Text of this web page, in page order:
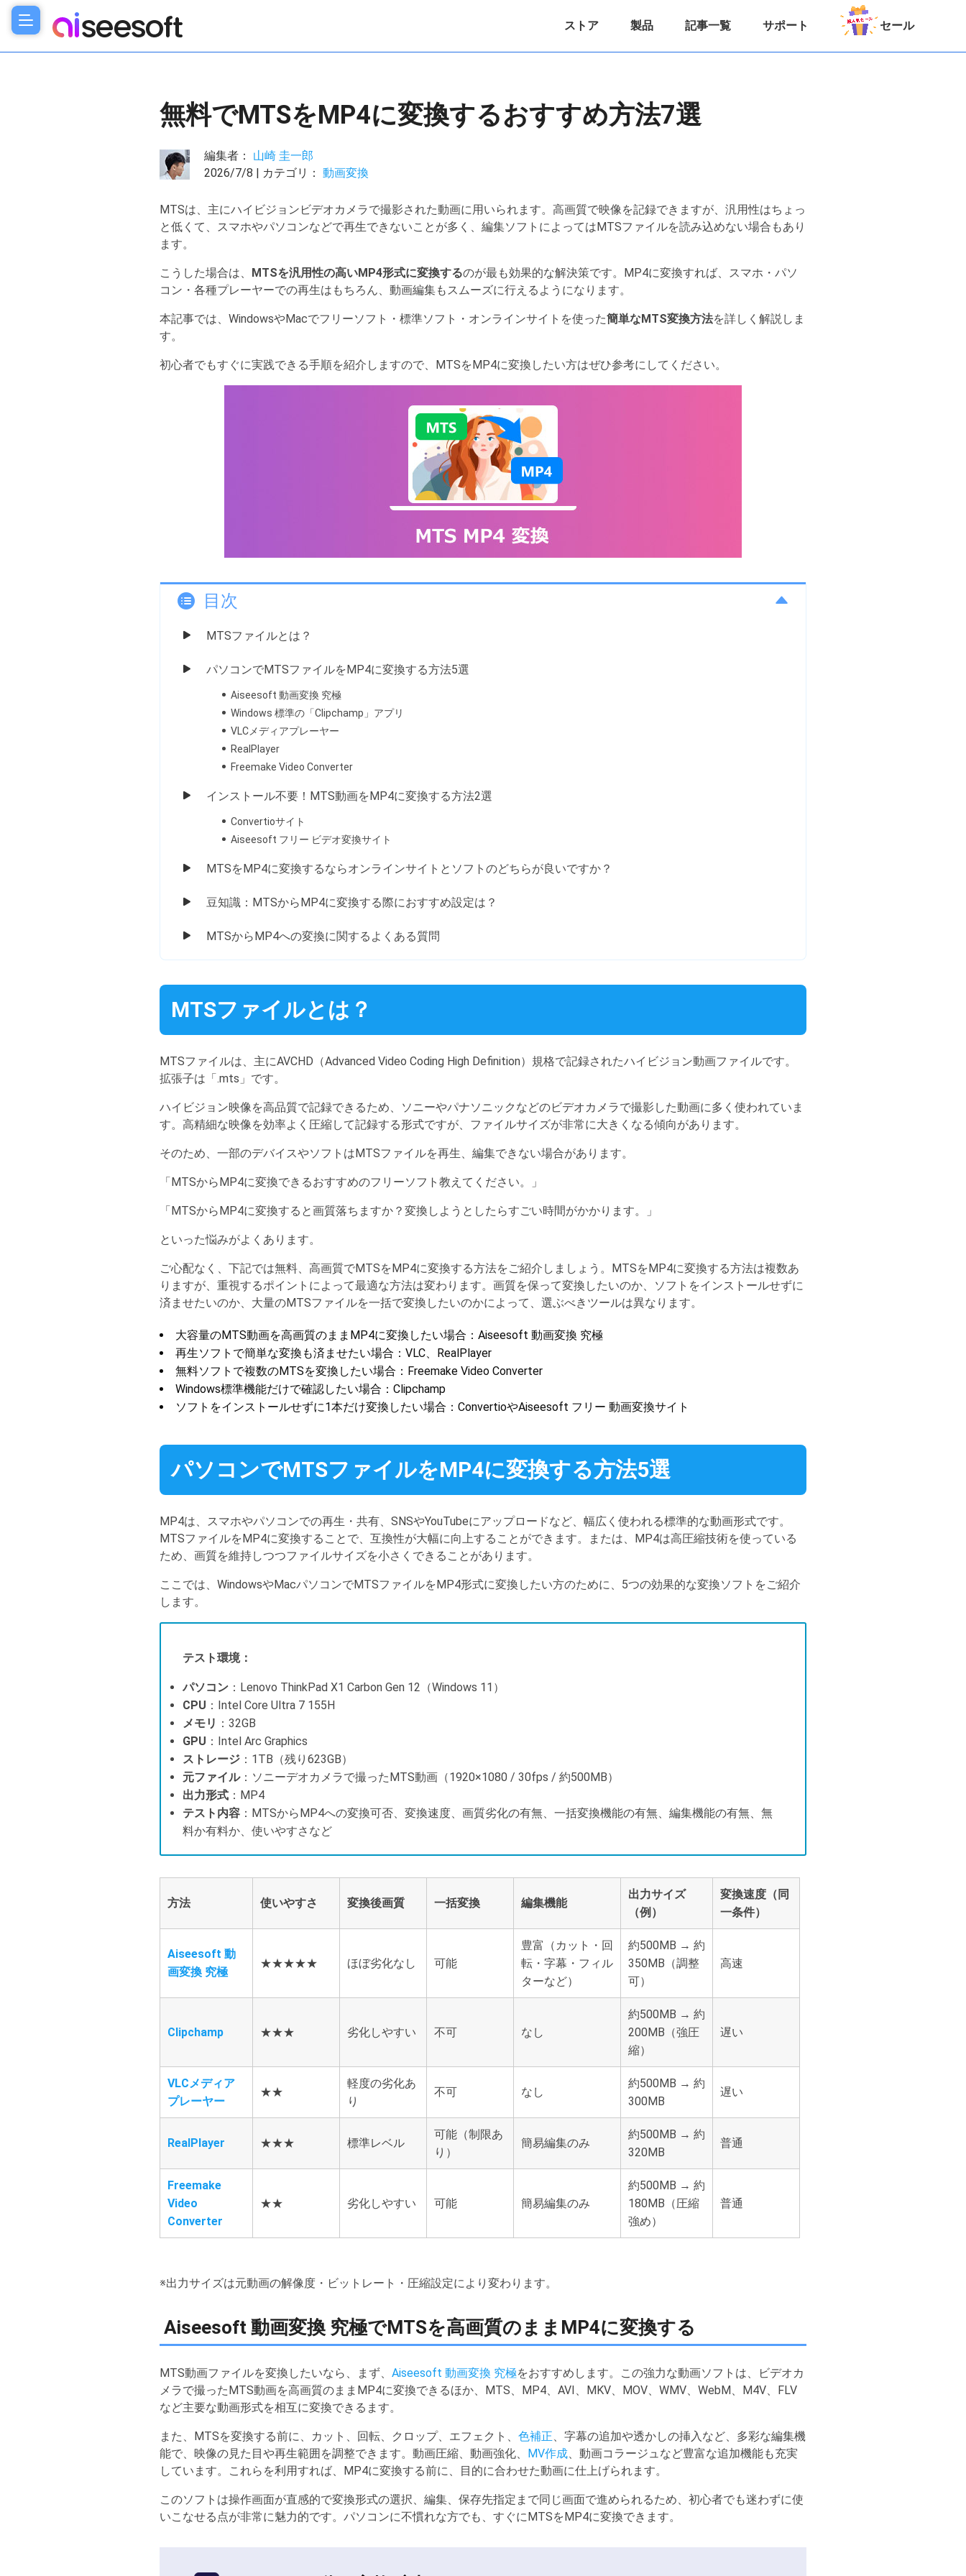
ストア 製品 記事一覧 サポート セール
無料でMTSをMP4に変換するおすすめ方法7選
編集者： 山崎 圭一郎
2026/7/8 | カテゴリ： 動画変換
MTSは、主にハイビジョンビデオカメラで撮影された動画に用いられます。高画質で映像を記録できますが、汎用性はちょっ
と低くて、スマホやパソコンなどで再生できないことが多く、編集ソフトによってはMTSファイルを読み込めない場合もあり
ます。
こうした場合は、 MTSを汎用性の高いMP4形式に変換するのが最も効果的な解決策です。MP4に変換すれば、スマホ・パソ
コン・各種プレーヤーでの再生はもちろん、動画編集もスムーズに行えるようになります。
本記事では、WindowsやMacでフリーソフト・標準ソフト・オンラインサイトを使った簡単なMTS変換方法を詳しく解説しま
す。
初心者でもすぐに実践できる手順を紹介しますので、MTSをMP4に変換したい方はぜひ参考にしてください。
目次
MTSファイルとは？
パソコンでMTSファイルをMP4に変換する方法5選
Aiseesoft 動画変換 究極
Windows 標準の「Clipchamp」アプリ
VLCメディアプレーヤー
RealPlayer
Freemake Video Converter
インストール不要！MTS動画をMP4に変換する方法2選
Convertioサイト
Aiseesoft フリー ビデオ変換サイト
MTSをMP4に変換するならオンラインサイトとソフトのどちらが良いですか？
豆知識：MTSからMP4に変換する際におすすめ設定は？
MTSからMP4への変換に関するよくある質問
MTSファイルとは？
MTSファイルは、主にAVCHD（Advanced Video Coding High Definition）規格で記録されたハイビジョン動画ファイルです。
拡張子は「.mts」です。
ハイビジョン映像を高品質で記録できるため、ソニーやパナソニックなどのビデオカメラで撮影した動画に多く使われていま
す。高精細な映像を効率よく圧縮して記録する形式ですが、ファイルサイズが非常に大きくなる傾向があります。
そのため、一部のデバイスやソフトはMTSファイルを再生、編集できない場合があります。
「MTSからMP4に変換できるおすすめのフリーソフト教えてください。」
「MTSからMP4に変換すると画質落ちますか？変換しようとしたらすごい時間がかかります。」
といった悩みがよくあります。
ご心配なく、下記では無料、高画質でMTSをMP4に変換する方法をご紹介しましょう。MTSをMP4に変換する方法は複数あ
りますが、重視するポイントによって最適な方法は変わります。画質を保って変換したいのか、ソフトをインストールせずに
済ませたいのか、大量のMTSファイルを一括で変換したいのかによって、選ぶべきツールは異なります。
大容量のMTS動画を高画質のままMP4に変換したい場合：Aiseesoft 動画変換 究極
再生ソフトで簡単な変換も済ませたい場合：VLC、RealPlayer
無料ソフトで複数のMTSを変換したい場合：Freemake Video Converter
Windows標準機能だけで確認したい場合：Clipchamp
ソフトをインストールせずに1本だけ変換したい場合：ConvertioやAiseesoft フリー 動画変換サイト
パソコンでMTSファイルをMP4に変換する方法5選
MP4は、スマホやパソコンでの再生・共有、SNSやYouTubeにアップロードなど、幅広く使われる標準的な動画形式です。
MTSファイルをMP4に変換することで、互換性が大幅に向上することができます。または、MP4は高圧縮技術を使っている
ため、画質を維持しつつファイルサイズを小さくできることがあります。
ここでは、WindowsやMacパソコンでMTSファイルをMP4形式に変換したい方のために、5つの効果的な変換ソフトをご紹介
します。
テスト環境：
パソコン ：Lenovo ThinkPad X1 Carbon Gen 12（Windows 11）
CPU ：Intel Core Ultra 7 155H
メモリ ：32GB
GPU ：Intel Arc Graphics
ストレージ ：1TB（残り623GB）
元ファイル：ソニーデオカメラで撮ったMTS動画（1920×1080 / 30fps / 約500MB）
出力形式 ：MP4
テスト内容 ：MTSからMP4への変換可否、変換速度、画質劣化の有無、一括変換機能の有無、編集機能の有無、無
料か有料か、使いやすさなど
方法 使いやすさ 変換後画質 一括変換 編集機能
出力サイズ
（例）
変換速度（同
一条件）
Aiseesoft 動
画変換 究極
★★★★★ ほぼ劣化なし 可能
豊富（カット・回
転・字幕・フィル
ターなど）
約500MB → 約
350MB（調整
可）
高速
Clipchamp ★★★ 劣化しやすい 不可 なし
約500MB → 約
200MB（強圧
縮）
遅い
VLCメディア
プレーヤー
★★
軽度の劣化あ
り
不可 なし
約500MB → 約
300MB
遅い
RealPlayer ★★★ 標準レベル
可能（制限あ
り）
簡易編集のみ
約500MB → 約
320MB
普通
Freemake
Video
Converter
★★ 劣化しやすい 可能 簡易編集のみ
約500MB → 約
180MB（圧縮
強め）
普通
※出力サイズは元動画の解像度・ビットレート・圧縮設定により変わります。
Aiseesoft 動画変換 究極でMTSを高画質のままMP4に変換する
MTS動画ファイルを変換したいなら、まず、 Aiseesoft 動画変換 究極をおすすめします。この強力な動画ソフトは、ビデオカ
メラで撮ったMTS動画を高画質のままMP4に変換できるほか、MTS、MP4、AVI、MKV、MOV、WMV、WebM、M4V、FLV
など主要な動画形式を相互に変換できるます。
また、MTSを変換する前に、カット、回転、クロップ、エフェクト、 色補正 、字幕の追加や透かしの挿入など、多彩な編集機
能で、映像の見た目や再生範囲を調整できます。動画圧縮、動画強化、 MV作成 、動画コラージュなど豊富な追加機能も充実
しています。これらを利用すれば、MP4に変換する前に、目的に合わせた動画に仕上げられます。
このソフトは操作画面が直感的で変換形式の選択、編集、保存先指定まで同じ画面で進められるため、初心者でも迷わずに使
いこなせる点が非常に魅力的です。パソコンに不慣れな方でも、すぐにMTSをMP4に変換できます。